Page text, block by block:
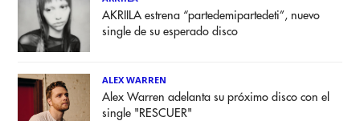
AKRIILA estrena “partedemipartedeti”, nuevo
single de su esperado disco
ALEX WARREN
Alex Warren adelanta su próximo disco con el
single "RESCUER"